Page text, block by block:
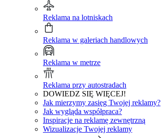
Reklama na lotniskach
Reklama w galeriach handlowych
Reklama w metrze
Reklama przy autostradach
DOWIEDZ SIĘ WIĘCEJ!
Jak mierzymy zasięg Twojej reklamy?
Jak wygląda współpraca?
Inspiracje na reklamę zewnętrzną
Wizualizacje Twojej reklamy